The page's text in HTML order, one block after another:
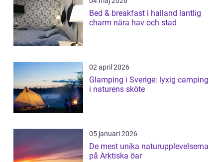
Bed & breakfast i halland lantlig
charm nära hav och stad
02 april 2026
Glamping i Sverige: lyxig camping
i naturens sköte
05 januari 2026
De mest unika naturupplevelserna
på Arktiska öar